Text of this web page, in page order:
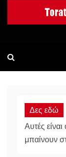
Δες εδώ
Αυτές
μπαίνουν